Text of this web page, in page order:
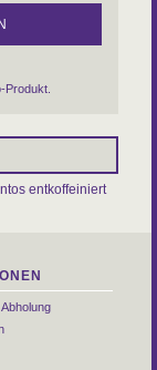
Produkt.
entkoffeiniert